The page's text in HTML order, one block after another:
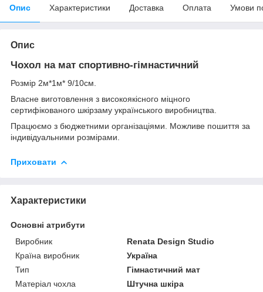
Опис Характеристики Доставка Оплата Умови
Опис
Чохол на мат спортивно-гімнастичний
Розмір 2м*1м* 9/10см.
Власне виготовлення з високоякісного міцного
сертифікованого шкірзаму українського виробництва.
Працюємо з бюджетними організаціями. Можливе пошиття за
індивідуальними розмірами.
Приховати
Характеристики
Основні атрибути
Виробник
Renata Design Studio
Країна виробник
Україна
Тип
Гімнастичний мат
Матеріал чохла
Штучна шкіра